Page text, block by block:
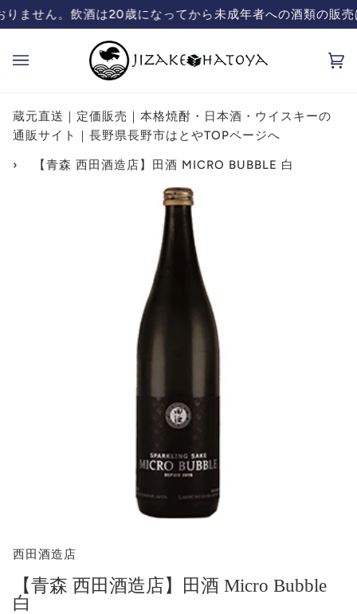
コ
ン
ツ
20歳になってから未成年者への酒類の販売は致しておりま
蔵元直
カ
ー
蔵元直送｜定価販売｜本格焼酎・日本酒・ウイスキーの
通販サイト｜長野県長野市はとやTOPページへ
› 【青森 西田酒造店】田酒 MICRO BUBBLE 白
西田酒造店
【青森 西田酒造店】田酒 Micro Bubble
白